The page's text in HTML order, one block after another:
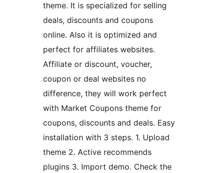
theme. It is specialized for selling
deals, discounts and coupons
online. Also it is optimized and
perfect for affiliates websites.
Affiliate or discount, voucher,
coupon or deal websites no
difference, they will work perfect
with Market Coupons theme for
coupons, discounts and deals. Easy
installation with 3 steps. 1. Upload
theme 2. Active recommends
plugins 3. Import demo. Check the